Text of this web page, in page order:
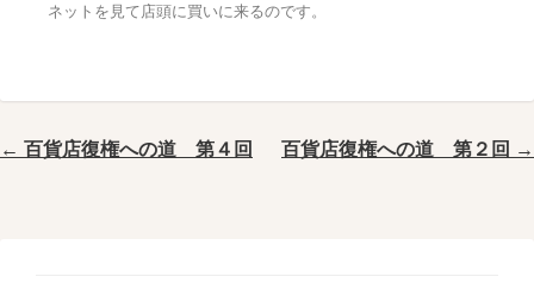
ネットを見て店頭に買いに来るのです。
百貨店復権への道 第２回 →
← 百貨店復権への道 第４回